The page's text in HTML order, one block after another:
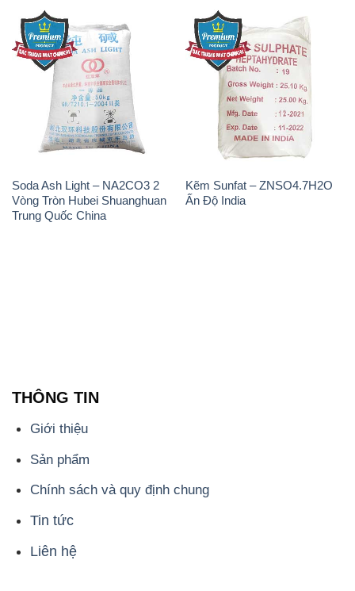
Soda Ash Light – NA2CO3 2
Vòng Tròn Hubei Shuanghuan
Trung Quốc China
Kẽm Sunfat – ZNSO4.7H2O
Ấn Độ India
THÔNG TIN
Giới thiệu
Sản phẩm
Chính sách và quy định chung
Tin tức
Liên hệ